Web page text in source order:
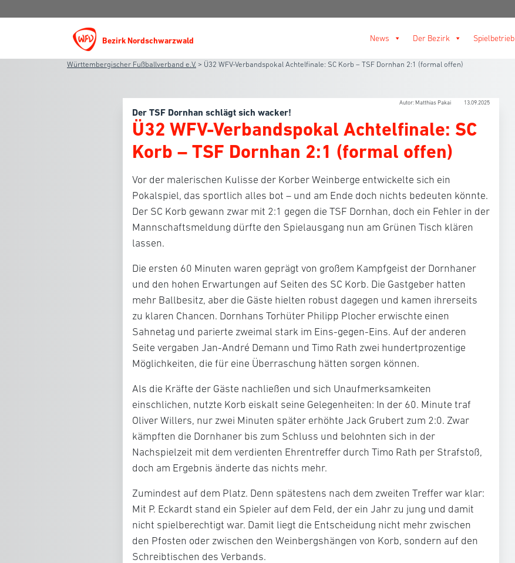
Bezirk Nordschwarzwald News Der Bezirk Spielbetrieb
Württembergischer Fußballverband e.V. > Ü32 WFV-Verbandspokal Achtelfinale: SC Korb – TSF Dornhan 2:1 (formal offen)
Autor: Matthias Pakai 13.09.2025
Der TSF Dornhan schlägt sich wacker!
Ü32 WFV-Verbandspokal Achtelfinale: SC
Korb – TSF Dornhan 2:1 (formal offen)
Vor der malerischen Kulisse der Korber Weinberge entwickelte sich ein
Pokalspiel, das sportlich alles bot – und am Ende doch nichts bedeuten könnte.
Der SC Korb gewann zwar mit 2:1 gegen die TSF Dornhan, doch ein Fehler in der
Mannschaftsmeldung dürfte den Spielausgang nun am Grünen Tisch klären
lassen.
Die ersten 60 Minuten waren geprägt von großem Kampfgeist der Dornhaner
und den hohen Erwartungen auf Seiten des SC Korb. Die Gastgeber hatten
mehr Ballbesitz, aber die Gäste hielten robust dagegen und kamen ihrerseits
zu klaren Chancen. Dornhans Torhüter Philipp Plocher erwischte einen
Sahnetag und parierte zweimal stark im Eins-gegen-Eins. Auf der anderen
Seite vergaben Jan-André Demann und Timo Rath zwei hundertprozentige
Möglichkeiten, die für eine Überraschung hätten sorgen können.
Als die Kräfte der Gäste nachließen und sich Unaufmerksamkeiten
einschlichen, nutzte Korb eiskalt seine Gelegenheiten: In der 60. Minute traf
Oliver Willers, nur zwei Minuten später erhöhte Jack Grubert zum 2:0. Zwar
kämpften die Dornhaner bis zum Schluss und belohnten sich in der
Nachspielzeit mit dem verdienten Ehrentreffer durch Timo Rath per Strafstoß,
doch am Ergebnis änderte das nichts mehr.
Zumindest auf dem Platz. Denn spätestens nach dem zweiten Treffer war klar:
Mit P. Eckardt stand ein Spieler auf dem Feld, der ein Jahr zu jung und damit
nicht spielberechtigt war. Damit liegt die Entscheidung nicht mehr zwischen
den Pfosten oder zwischen den Weinbergshängen von Korb, sondern auf den
Schreibtischen des Verbands.